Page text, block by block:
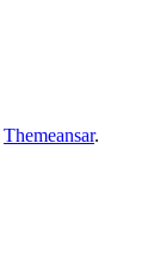
Themeansar.